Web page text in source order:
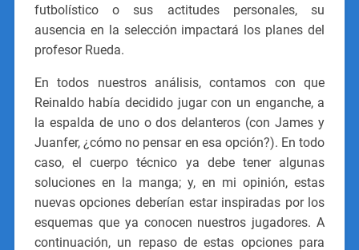
futbolístico o sus actitudes personales, su
ausencia en la selección impactará los planes del
profesor Rueda.
En todos nuestros análisis, contamos con que
Reinaldo había decidido jugar con un enganche, a
la espalda de uno o dos delanteros (con James y
Juanfer, ¿cómo no pensar en esa opción?). En todo
caso, el cuerpo técnico ya debe tener algunas
soluciones en la manga; y, en mi opinión, estas
nuevas opciones deberían estar inspiradas por los
esquemas que ya conocen nuestros jugadores. A
continuación, un repaso de estas opciones para